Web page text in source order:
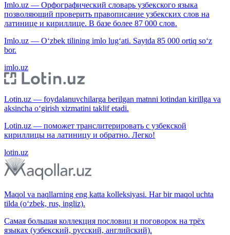
Imlo.uz — Орфографический словарь узбекского языка
позволяющий проверить правописание узбекских слов на
латинице и кириллице. В базе более 87 000 слов.
Imlo.uz — O‘zbek tilining imlo lug‘ati. Saytda 85 000 ortiq so‘z
bor.
imlo.uz
Lotin.uz — foydalanuvchilarga berilgan matnni lotindan kirillga va
aksincha o‘girish xizmatini taklif etadi.
Lotin.uz — поможет транслитерировать с узбекской
кириллицы на латиницу и обратно. Легко!
lotin.uz
Maqol va naqllarning eng katta kolleksiyasi. Har bir maqol uchta
tilda (o‘zbek, rus, ingliz).
Самая большая коллекция пословиц и поговорок на трёх
языках (узбекский, русский, английский).